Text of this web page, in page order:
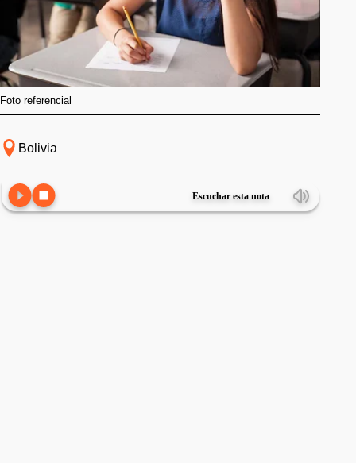
Foto referencial
Bolivia
Escuchar esta nota